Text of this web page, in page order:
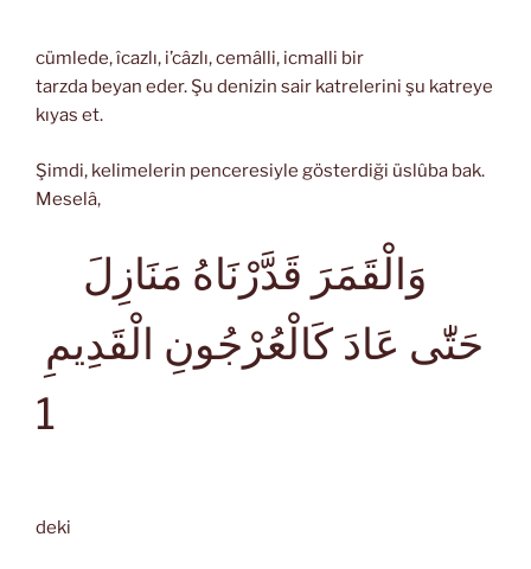
cümlede, îcazlı, i’câzlı, cemâlli, icmalli bir
tarzda beyan eder. Şu denizin sair katrelerini şu katreye
kıyas et.
Şimdi, kelimelerin penceresiyle gösterdiği üslûba bak.
Meselâ,
حَتّٰى عَادَ كَالْعُرْجُونِ الْقَدِيمِ
deki